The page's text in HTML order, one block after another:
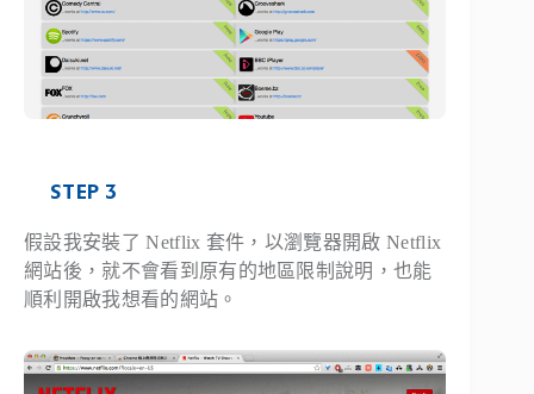
STEP 3
假設我安裝了 Netflix 套件，以瀏覽器開啟 Netflix
網站後，就不會看到原有的地區限制說明，也能
順利開啟我想看的網站。